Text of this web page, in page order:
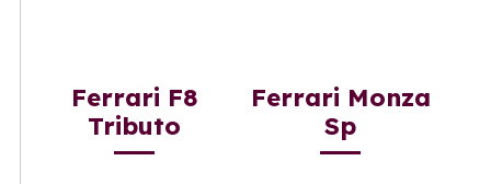
Ferrari F8
Tributo
Ferrari Monza
Sp